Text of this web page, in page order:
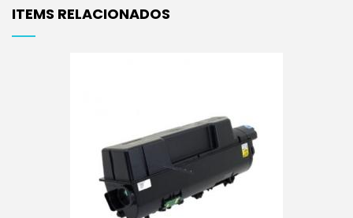
ITEMS RELACIONADOS